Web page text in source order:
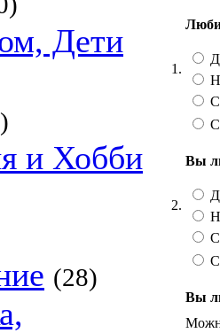
Дети
и Хобби
(28)
1.
2.
Вы
Вы